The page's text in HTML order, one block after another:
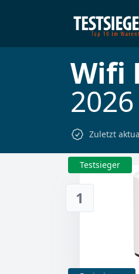
Wifi
2026
Zuletzt
1
Testsieger